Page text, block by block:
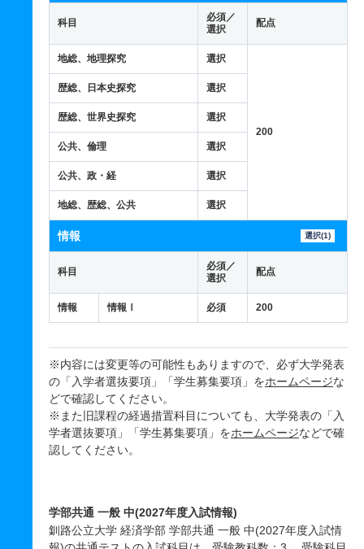
科目
必須／
選択
配点
地総、地理探究 選択
200
歴総、日本史探究 選択
歴総、世界史探究 選択
公共、倫理 選択
公共、政・経 選択
地総、歴総、公共 選択
情報 選択(1)
科目
必須／
選択
配点
情報 情報Ⅰ 必須 200
※内容には変更等の可能性もありますので、必ず大学発表
の「入学者選抜要項」「学生募集要項」をホームページな
どで確認してください。
※また旧課程の経過措置科目についても、大学発表の「入
学者選抜要項」「学生募集要項」をホームページなどで確
認してください。
学部共通 一般 中(2027年度入試情報)
釧路公立大学 経済学部 学部共通 一般 中(2027年度入試情